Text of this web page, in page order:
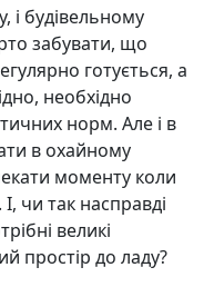
і будівельному
забувати, що
готується, а
необхідно
норм. Але і в
в охайному
моменту коли
чи так насправді
великі
простір до ладу?